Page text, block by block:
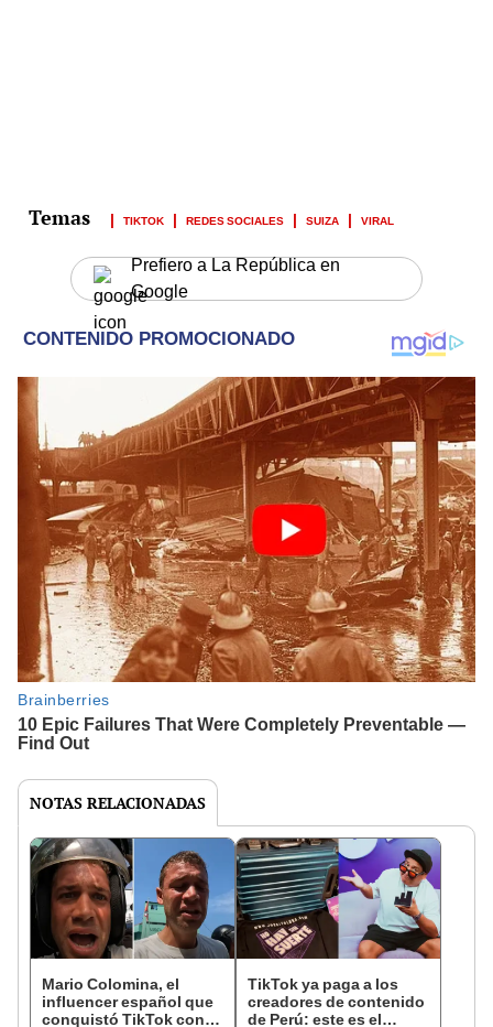
TIKTOK REDES SOCIALES SUIZA VIRAL
Prefiero a La República en
Google
NOTAS RELACIONADAS
Mario Colomina, el
influencer español que
conquistó TikTok con
TikTok ya paga a los
creadores de contenido
de Perú: este es el